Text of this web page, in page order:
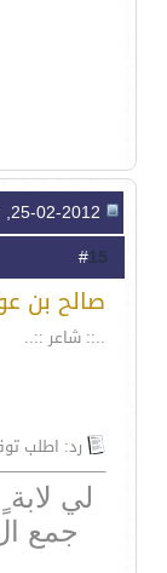
15
صالح بن
..:: شاعر ::..
رد: اطلب
لي
جمع